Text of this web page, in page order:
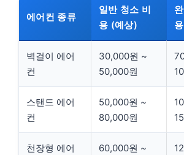
에어컨 종류
일반 청소 비
용 (예상)
벽걸이 에어
컨
30,000원 ~
50,000원
스탠드 에어
컨
50,000원 ~
80,000원
천장형 에어
60,000원 ~